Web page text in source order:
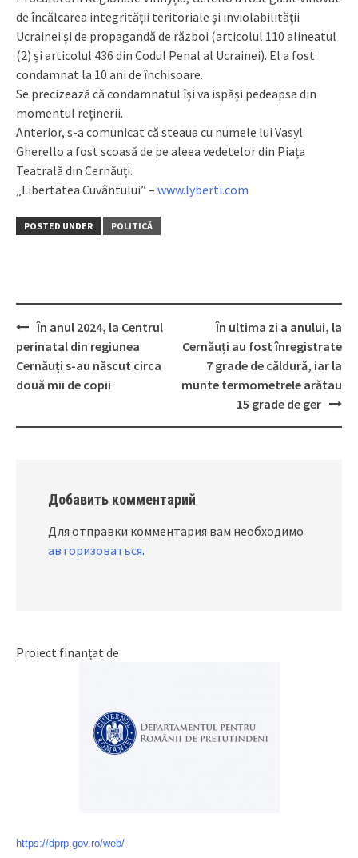
de încălcarea integrității teritoriale și inviolabilității
Ucrainei și de propagandă de război (articolul 110 alineatul
(2) și articolul 436 din Codul Penal al Ucrainei). El a fost
condamnat la 10 ani de închisoare.
Se precizează că condamnatul își va ispăși pedeapsa din
momentul reținerii.
Anterior, s-a comunicat că steaua cu numele lui Vasyl
Gherello a fost scoasă de pe aleea vedetelor din Piața
Teatrală din Cernăuți.
„Libertatea Cuvântului” – www.lyberti.com
POSTED UNDER POLITICĂ
Post
navigation
În anul 2024, la Centrul
perinatal din regiunea
Cernăuți s-au născut circa
două mii de copii
În ultima zi a anului, la
Cernăuți au fost înregistrate
7 grade de căldură, iar la
munte termometrele arătau
15 grade de ger
Добавить комментарий
Для отправки комментария вам необходимо
авторизоваться.
Proiect finanțat de
https://dprp.gov.ro/web/